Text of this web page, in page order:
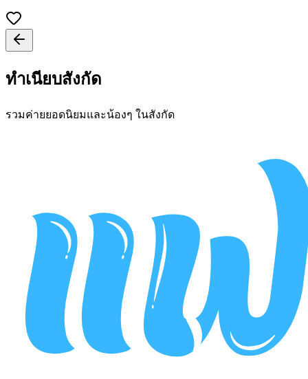
ทำเนียบสังกัด
รวมค่ายยอดนิยมและน้องๆ ในสังกัด